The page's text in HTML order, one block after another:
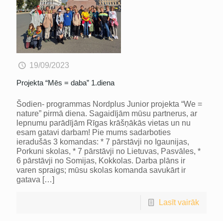
19/09/2023
Projekta “Mēs = daba” 1.diena
Šodien- programmas Nordplus Junior projekta “We =
nature” pirmā diena. Sagaidījām mūsu partnerus, ar
lepnumu parādījām Rīgas krāšņākās vietas un nu
esam gatavi darbam! Pie mums sadarboties
ieradušās 3 komandas: * 7 pārstāvji no Igaunijas,
Porkuni skolas, * 7 pārstāvji no Lietuvas, Pasvāles, *
6 pārstāvji no Somijas, Kokkolas. Darba plāns ir
varen spraigs; mūsu skolas komanda savukārt ir
gatava […]
Lasīt vairāk